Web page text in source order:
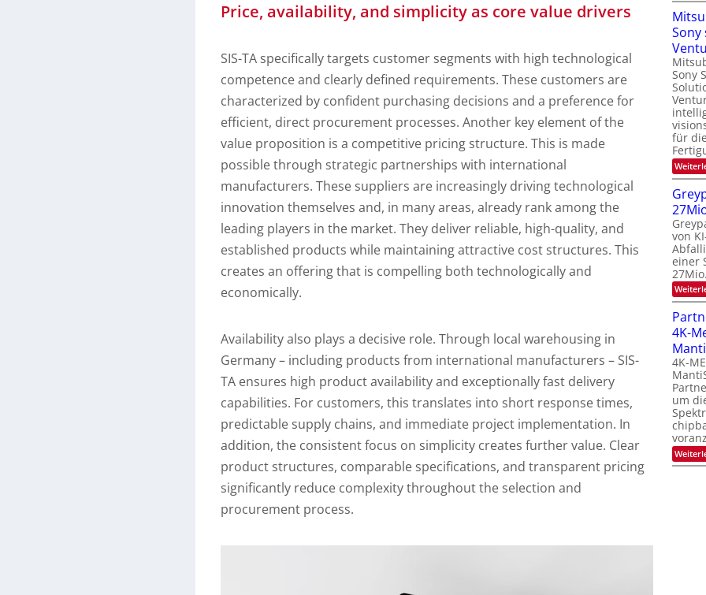
Price, availability, and simplicity as core value drivers
SIS-TA specifically targets customer segments with high technological
competence and clearly defined requirements. These customers are
characterized by confident purchasing decisions and a preference for
efficient, direct procurement processes. Another key element of the
value proposition is a competitive pricing structure. This is made
possible through strategic partnerships with international
manufacturers. These suppliers are increasingly driving technological
innovation themselves and, in many areas, already rank among the
leading players in the market. They deliver reliable, high-quality, and
established products while maintaining attractive cost structures. This
creates an offering that is compelling both technologically and
economically.
Availability also plays a decisive role. Through local warehousing in
Germany – including products from international manufacturers – SIS-
TA ensures high product availability and exceptionally fast delivery
capabilities. For customers, this translates into short response times,
predictable supply chains, and immediate project implementation. In
addition, the consistent focus on simplicity creates further value. Clear
product structures, comparable specifications, and transparent pricing
significantly reduce complexity throughout the selection and
procurement process.
Sony
Sony
für die
von
einer
4K-
4K-
um